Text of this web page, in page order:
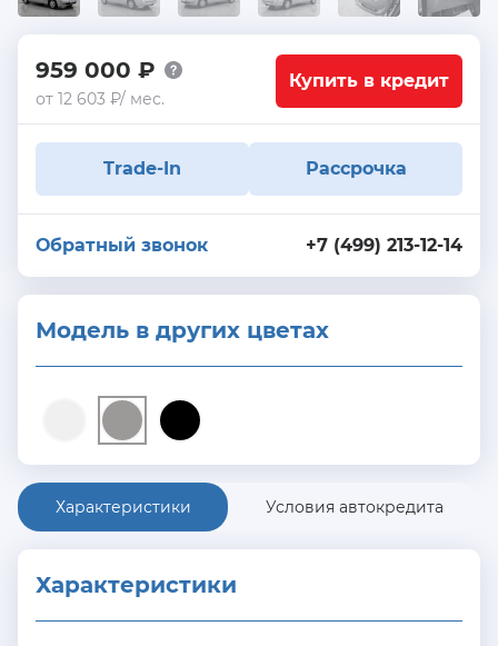
959 000 ₽
от 12 603 ₽/ мес.
Купить в кредит
Trade-In Рассрочка
+7 (499) 213-12-14
Обратный звонок
Модель в других цветах
Характеристики Условия автокредита
Характеристики